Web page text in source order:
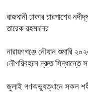
রাজধানী ঢাকার চারপাশের
তারেক রহমানের
নারায়ণগঞ্জে নৌযান শুমারি
নৌপরিবহনে দ্রুত সিদ্ধান্তে
জুলাই গণঅভ্যুত্থানে সকল